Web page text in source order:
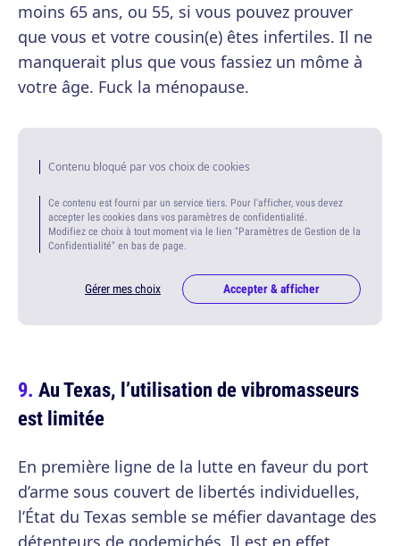
moins 65 ans, ou 55, si vous pouvez prouver
que vous et votre cousin(e) êtes infertiles. Il ne
manquerait plus que vous fassiez un môme à
votre âge. Fuck la ménopause.
Contenu bloqué par vos choix de cookies
Ce contenu est fourni par un service tiers. Pour l'afficher, vous devez
accepter les cookies dans vos paramètres de confidentialité.
Modifiez ce choix à tout moment via le lien "Paramètres de Gestion de la
Confidentialité" en bas de page.
Gérer mes choix Accepter & afficher
Au Texas, l’utilisation de vibromasseurs
est limitée
En première ligne de la lutte en faveur du port
d’arme sous couvert de libertés individuelles,
l’État du Texas semble se méfier davantage des
détenteurs de godemichés. Il est en effet